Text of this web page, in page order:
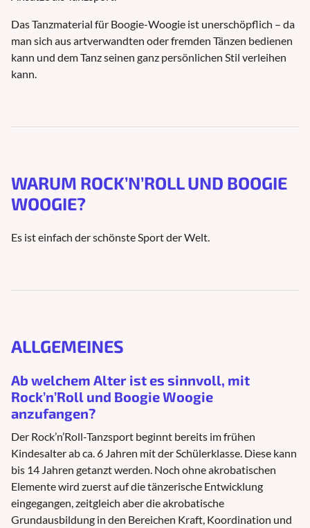
Das Tanzmaterial für Boogie-Woogie ist unerschöpflich – da
man sich aus artverwandten oder fremden Tänzen bedienen
kann und dem Tanz seinen ganz persönlichen Stil verleihen
kann.
WARUM ROCK’N’ROLL UND BOOGIE
WOOGIE?
Es ist einfach der schönste Sport der Welt.
ALLGEMEINES
Ab welchem Alter ist es sinnvoll, mit
Rock’n’Roll und Boogie Woogie
anzufangen?
Der Rock’n’Roll-Tanzsport beginnt bereits im frühen
Kindesalter ab ca. 6 Jahren mit der Schülerklasse. Diese kann
bis 14 Jahren getanzt werden. Noch ohne akrobatischen
Elemente wird zuerst auf die tänzerische Entwicklung
eingegangen, zeitgleich aber die akrobatische
Grundausbildung in den Bereichen Kraft, Koordination und